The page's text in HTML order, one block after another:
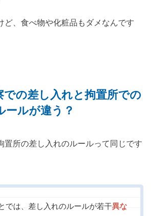
ど、食べ物や化粧品もダメなんです
での差し入れと拘置所での
ールが違う？
置所の差し入れのルールって同じです
では、差し入れのルールが若干異な